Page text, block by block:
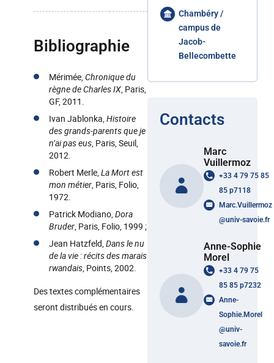
Bibliographie
Mérimée,Chronique du
règne de Charles IX, Paris,
GF, 2011.
Ivan Jablonka,Histoire
des grands-parents que je
n’ai pas eus, Paris, Seuil,
2012.
Robert Merle,La Mort est
mon métier, Paris, Folio,
1972.
Patrick Modiano,Dora
Bruder, Paris, Folio, 1999 ;
Jean Hatzfeld,Dans le nu
de la vie : récits des marais
rwandais, Points, 2002.
Des textes complémentaires
seront distribués en cours.
Chambéry /
campus de
Jacob-
Bellecombette
Contacts
Marc
Vuillermoz
+33 4 79 75 85
85 p7118
Marc.Vuillermoz
@univ-savoie.fr
Anne-Sophie
Morel
+33 4 79 75
85 85 p7232
Anne-
Sophie.Morel
@univ-
savoie.fr